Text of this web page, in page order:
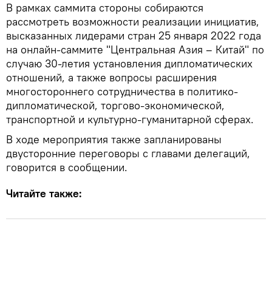
В рамках саммита стороны собираются
рассмотреть возможности реализации инициатив,
высказанных лидерами стран 25 января 2022 года
на онлайн-саммите "Центральная Азия – Китай" по
случаю 30-летия установления дипломатических
отношений, а также вопросы расширения
многостороннего сотрудничества в политико-
дипломатической, торгово-экономической,
транспортной и культурно-гуманитарной сферах.
В ходе мероприятия также запланированы
двусторонние переговоры с главами делегаций,
говорится в сообщении.
Читайте также: